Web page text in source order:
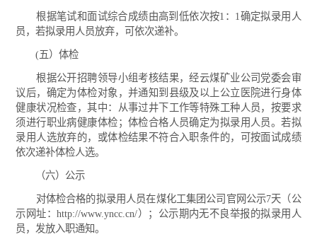
根据笔试和面试综合成绩由高到低依次按1：1确定拟录用人
员，若拟录用人员放弃，可依次递补。
(五）体检
根据公开招聘领导小组考核结果，经云煤矿业公司党委会审
议后，确定为体检对象，并通知到县级及以上公立医院进行身体
健康状况检查，其中：从事过井下工作等特殊工种人员，按要求
须进行职业病健康体检；体检合格人员确定为拟录用人员。若拟
录用人选放弃的，或体检结果不符合入职条件的，可按面试成绩
依次递补体检人选。
（六）公示
对体检合格的拟录用人员在煤化工集团公司官网公示7天（公
示网址：http://www.yncc.cn/）；公示期内无不良举报的拟录用人
员，发放入职通知。